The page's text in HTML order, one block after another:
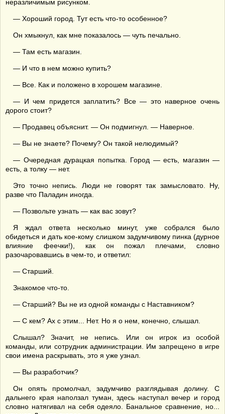
неразличимым рисунком.
— Хороший город. Тут есть что-то особенное?
Он хмыкнул, как мне показалось — чуть печально.
— Там есть магазин.
— И что в нем можно купить?
— Все. Как и положено в хорошем магазине.
— И чем придется заплатить? Все — это наверное очень
дорого стоит?
— Продавец объяснит. — Он подмигнул. — Наверное.
— Вы не знаете? Почему? Он такой нелюдимый?
— Очередная дурацкая попытка. Город — есть, магазин —
есть, а толку — нет.
Это точно непись. Люди не говорят так замысловато. Ну,
разве что Паладин иногда.
— Позвольте узнать — как вас зовут?
Я ждал ответа несколько минут, уже собрался было
обидеться и дать кое-кому слишком задумчивому пинка (дурное
влияние феечки!), как он пожал плечами, словно
разочаровавшись в чем-то, и ответил:
— Старший.
Знакомое что-то.
— Старший? Вы не из одной команды с Наставником?
— С кем? Ах с этим... Нет. Но я о нем, конечно, слышал.
Слышал? Значит, не непись. Или он игрок из особой
команды, или сотрудник администрации. Им запрещено в игре
свои имена раскрывать, это я уже узнал.
— Вы разработчик?
Он опять промолчал, задумчиво разглядывая долину. С
дальнего края наползал туман, здесь наступал вечер и город
словно натягивал на себя одеяло. Банальное сравнение, но...